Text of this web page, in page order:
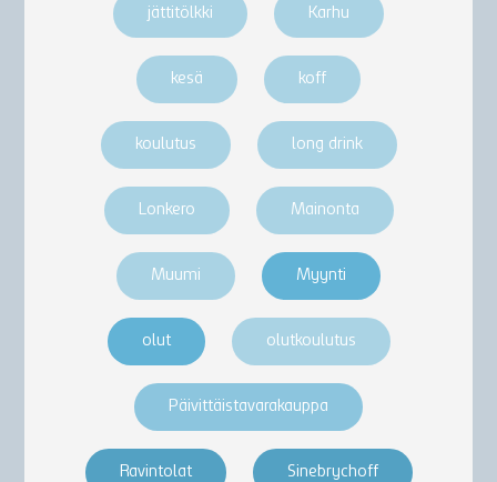
jättitölkki Karhu
kesä koff
koulutus long drink
Lonkero Mainonta
Muumi Myynti
olut olutkoulutus
Päivittäistavarakauppa
Ravintolat Sinebrychoff